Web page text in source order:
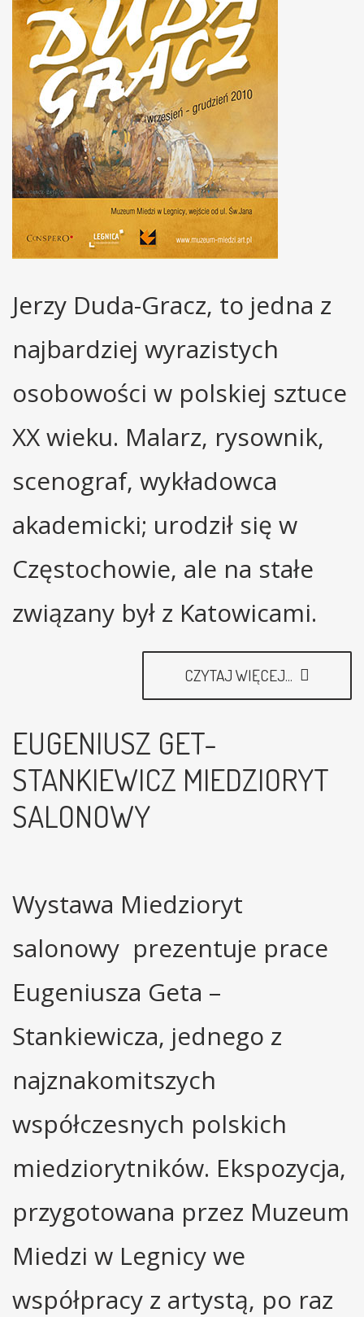
Jerzy Duda-Gracz, to jedna z
najbardziej wyrazistych
osobowości w polskiej sztuce
XX wieku. Malarz, rysownik,
scenograf, wykładowca
akademicki; urodził się w
Częstochowie, ale na stałe
związany był z Katowicami.
CZYTAJ WIĘCEJ...
EUGENIUSZ GET-
STANKIEWICZ MIEDZIORYT
SALONOWY
Wystawa Miedzioryt
salonowy prezentuje prace
Eugeniusza Geta –
Stankiewicza, jednego z
najznakomitszych
współczesnych polskich
miedziorytników. Ekspozycja,
przygotowana przez Muzeum
Miedzi w Legnicy we
współpracy z artystą, po raz